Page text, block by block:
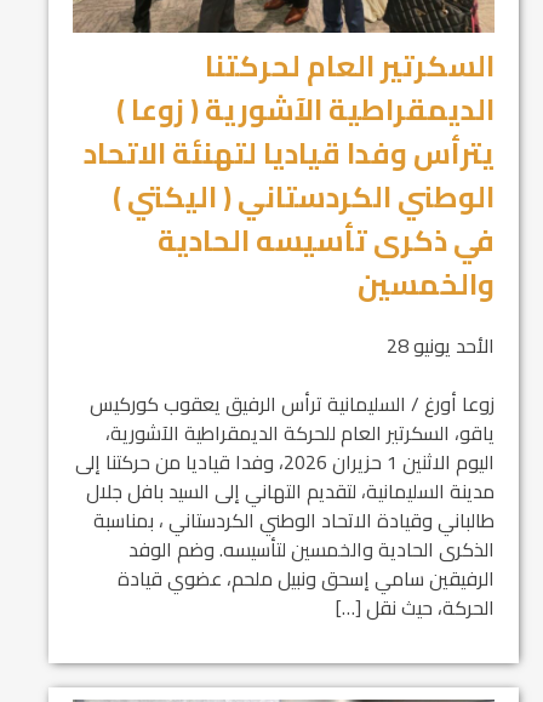
السكرتير العام لحركتنا
الديمقراطية الآشورية ( زوعا )
يترأس وفدا قياديا لتهنئة الاتحاد
الوطني الكردستاني ( اليكتي )
في ذكرى تأسيسه الحادية
والخمسين
الأحد يونيو 28
زوعا أورغ / السليمانية ترأس الرفيق يعقوب كوركيس
ياقو، السكرتير العام للحركة الديمقراطية الآشورية،
اليوم الاثنين 1 حزيران 2026، وفدا قياديا من حركتنا إلى
مدينة السليمانية، لتقديم التهاني إلى السيد بافل جلال
طالباني وقيادة الاتحاد الوطني الكردستاني ، بمناسبة
الذكرى الحادية والخمسين لتأسيسه. وضم الوفد
الرفيقين سامي إسحق ونبيل ملحم، عضوي قيادة
الحركة، حيث نقل […]